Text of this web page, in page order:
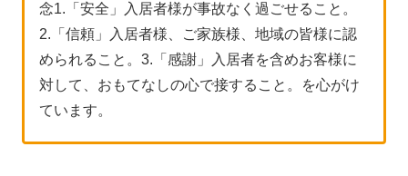
念1.「安全」入居者様が事故なく過ごせること。
2.「信頼」入居者様、ご家族様、地域の皆様に認
められること。3.「感謝」入居者を含めお客様に
対して、おもてなしの心で接すること。を心がけ
ています。